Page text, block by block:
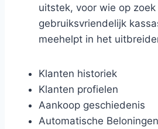
uitstek, voor wie op
gebruiksvriendelijk
meehelpt in het
Klanten historiek
Klanten profielen
Aankoop geschiedenis
Automatische Beloningen